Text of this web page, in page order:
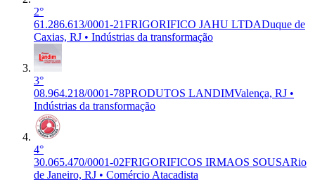
2°
61.286.613/0001-21FRIGORIFICO JAHU LTDADuque de
Caxias, RJ • Indústrias da transformação
3°
08.964.218/0001-78PRODUTOS LANDIMValença, RJ •
Indústrias da transformação
4°
30.065.470/0001-02FRIGORIFICOS IRMAOS SOUSARio
de Janeiro, RJ • Comércio Atacadista